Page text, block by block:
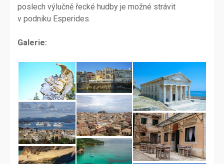
poslech výlučně řecké hudby je možné strávit
v podniku Esperides.
Galerie: